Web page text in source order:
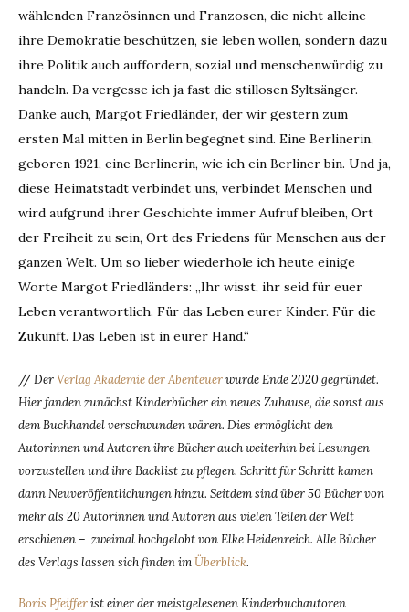
wählenden Französinnen und Franzosen, die nicht alleine
ihre Demokratie beschützen, sie leben wollen, sondern dazu
ihre Politik auch auffordern, sozial und menschenwürdig zu
handeln. Da vergesse ich ja fast die stillosen Syltsänger.
Danke auch, Margot Friedländer, der wir gestern zum
ersten Mal mitten in Berlin begegnet sind. Eine Berlinerin,
geboren 1921, eine Berlinerin, wie ich ein Berliner bin. Und ja,
diese Heimatstadt verbindet uns, verbindet Menschen und
wird aufgrund ihrer Geschichte immer Aufruf bleiben, Ort
der Freiheit zu sein, Ort des Friedens für Menschen aus der
ganzen Welt. Um so lieber wiederhole ich heute einige
Worte Margot Friedländers: „Ihr wisst, ihr seid für euer
Leben verantwortlich. Für das Leben eurer Kinder. Für die
Zukunft. Das Leben ist in eurer Hand.“
//DerVerlag Akademie der Abenteuerwurde Ende 2020 gegründet.
Hier fanden zunächst Kinderbücher ein neues Zuhause, die sonst aus
dem Buchhandel verschwunden wären. Dies ermöglicht den
Autorinnen und Autoren ihre Bücher auch weiterhin bei Lesungen
vorzustellen und ihre Backlist zu pflegen. Schritt für Schritt kamen
dann Neuveröffentlichungen hinzu. Seitdem sind über 50 Bücher von
mehr als 20 Autorinnen und Autoren aus vielen Teilen der Welt
erschienen – zweimal hochgelobt von Elke Heidenreich. Alle Bücher
des Verlags lassen sich finden imÜberblick.
Boris Pfeifferist einer der meistgelesenen Kinderbuchautoren